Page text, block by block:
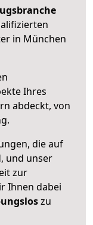
in München
Ihres
abdeckt, von
die auf
und unser
zur
Ihnen dabei
zu